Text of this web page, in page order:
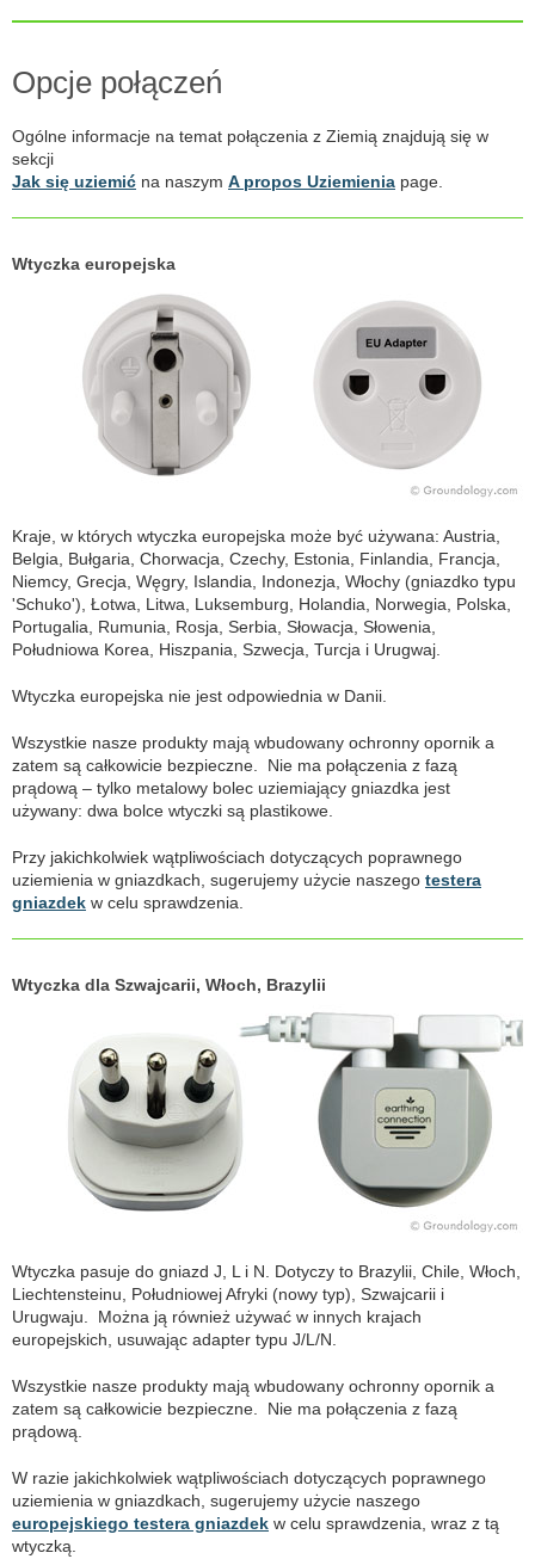
Opcje połączeń
Ogólne informacje na temat połączenia z Ziemią znajdują się w
sekcji
Jak się uziemić na naszym A propos Uziemienia page.
Wtyczka europejska
Kraje, w których wtyczka europejska może być używana: Austria,
Belgia, Bułgaria, Chorwacja, Czechy, Estonia, Finlandia, Francja,
Niemcy, Grecja, Węgry, Islandia, Indonezja, Włochy (gniazdko typu
'Schuko'), Łotwa, Litwa, Luksemburg, Holandia, Norwegia, Polska,
Portugalia, Rumunia, Rosja, Serbia, Słowacja, Słowenia,
Południowa Korea, Hiszpania, Szwecja, Turcja i Urugwaj.
Wtyczka europejska nie jest odpowiednia w Danii.
Wszystkie nasze produkty mają wbudowany ochronny opornik a
zatem są całkowicie bezpieczne. Nie ma połączenia z fazą
prądową – tylko metalowy bolec uziemiający gniazdka jest
używany: dwa bolce wtyczki są plastikowe.
Przy jakichkolwiek wątpliwościach dotyczących poprawnego
uziemienia w gniazdkach, sugerujemy użycie naszego testera
gniazdek w celu sprawdzenia.
Wtyczka dla Szwajcarii, Włoch, Brazylii
Wtyczka pasuje do gniazd J, L i N. Dotyczy to Brazylii, Chile, Włoch,
Liechtensteinu, Południowej Afryki (nowy typ), Szwajcarii i
Urugwaju. Można ją również używać w innych krajach
europejskich, usuwając adapter typu J/L/N.
Wszystkie nasze produkty mają wbudowany ochronny opornik a
zatem są całkowicie bezpieczne. Nie ma połączenia z fazą
prądową.
W razie jakichkolwiek wątpliwościach dotyczących poprawnego
uziemienia w gniazdkach, sugerujemy użycie naszego
europejskiego testera gniazdek w celu sprawdzenia, wraz z tą
wtyczką.